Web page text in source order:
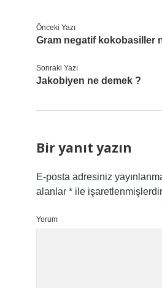
Önceki Yazı
Gram negatif kokobasiller
Sonraki Yazı
Jakobiyen ne demek ?
Bir yanıt yazın
E-posta adresiniz
alanlar *ile işaretlenmişlerdir
Yorum